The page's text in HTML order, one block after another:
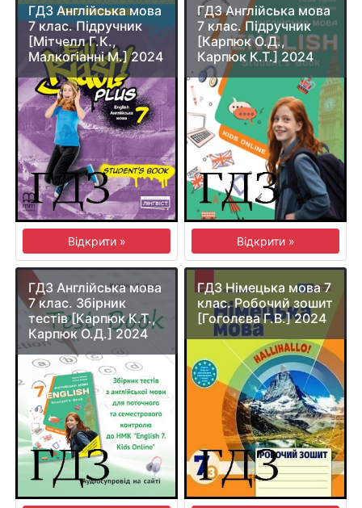
ГДЗ Англійська мова
7 клас. Підручник
[Мітчелл Г.К.,
Малкогіанні М.] 2024
Відкрити »
ГДЗ Англійська мова
7 клас. Підручник
[Карпюк О.Д.,
Карпюк К.Т.] 2024
Відкрити »
ГДЗ Англійська мова
7 клас. Збірник
тестів [Карпюк К.Т.,
Карпюк О.Д.] 2024
ГДЗ Німецька мова 7
клас. Робочий зошит
[Гоголєва Г.В.] 2024